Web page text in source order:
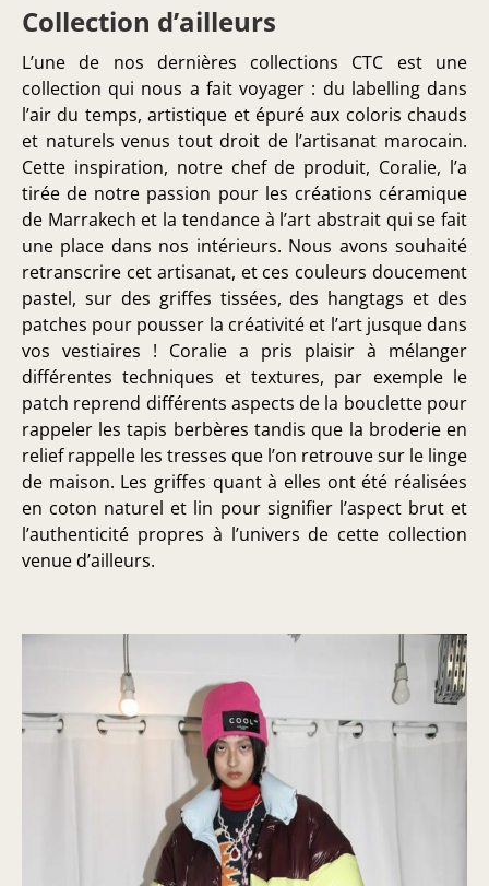
Collection d’ailleurs
L’une de nos dernières collections CTC est une
collection qui nous a fait voyager : du labelling dans
l’air du temps, artistique et épuré aux coloris chauds
et naturels venus tout droit de l’artisanat marocain.
Cette inspiration, notre chef de produit, Coralie, l’a
tirée de notre passion pour les créations céramique
de Marrakech et la tendance à l’art abstrait qui se fait
une place dans nos intérieurs. Nous avons souhaité
retranscrire cet artisanat, et ces couleurs doucement
pastel, sur des griffes tissées, des hangtags et des
patches pour pousser la créativité et l’art jusque dans
vos vestiaires ! Coralie a pris plaisir à mélanger
différentes techniques et textures, par exemple le
patch reprend différents aspects de la bouclette pour
rappeler les tapis berbères tandis que la broderie en
relief rappelle les tresses que l’on retrouve sur le linge
de maison. Les griffes quant à elles ont été réalisées
en coton naturel et lin pour signifier l’aspect brut et
l’authenticité propres à l’univers de cette collection
venue d’ailleurs.